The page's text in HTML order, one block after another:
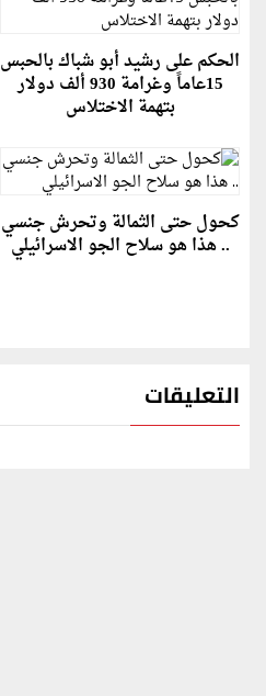
الحكم على رشيد أبو شباك بالحبس
15عاماً وغرامة 930 ألف دولار
بتهمة الاختلاس
كحول حتى الثمالة وتحرش جنسي
.. هذا هو سلاح الجو الاسرائيلي
التعليقات